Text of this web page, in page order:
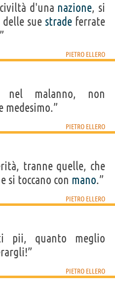
d'una nazione, si
sue stradeferrate
PIETRO ELLERO
nel malanno, non
medesimo.”
PIETRO ELLERO
tranne quelle, che
e si toccano con mano.”
PIETRO ELLERO
pii, quanto meglio
PIETRO ELLERO